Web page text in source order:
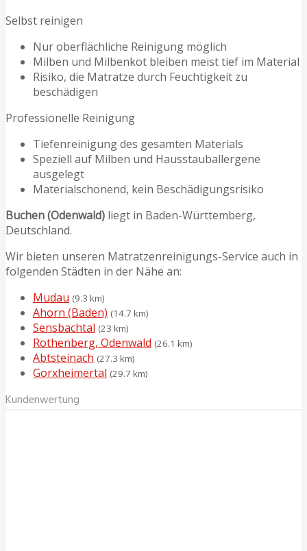
Selbst reinigen
Nur oberflächliche Reinigung möglich
Milben und Milbenkot bleiben meist tief im Material
Risiko, die Matratze durch Feuchtigkeit zu
beschädigen
Professionelle Reinigung
Tiefenreinigung des gesamten Materials
Speziell auf Milben und Hausstauballergene
ausgelegt
Materialschonend, kein Beschädigungsrisiko
Buchen (Odenwald) liegt in Baden-Württemberg,
Deutschland.
Wir bieten unseren Matratzenreinigungs-Service auch in
folgenden Städten in der Nähe an:
Mudau (9.3 km)
Ahorn (Baden) (14.7 km)
Sensbachtal (23 km)
Rothenberg, Odenwald (26.1 km)
Abtsteinach (27.3 km)
Gorxheimertal (29.7 km)
Kundenwertung